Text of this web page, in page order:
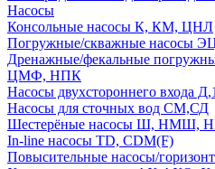
Насосы
Консольные насосы К, КМ, ЦНЛ
Погружные/скважные насосы
Дренажные/фекальные
ЦМФ, НПК
Насосы двухстороннего входа
Насосы для сточных вод СМ,СД
Шестерёные насосы Ш, НМШ,
In-line насосы TD, CDM(F)
Повысительные насосы/